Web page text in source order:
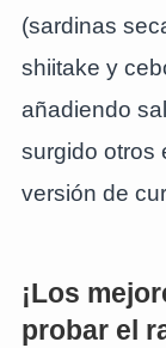
(sardinas
shiitake y
añadiendo
surgido otros
versión de
¡Los
probar el